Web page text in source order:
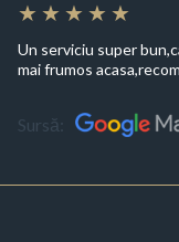
Un serviciu super
mai frumos
Sursă: